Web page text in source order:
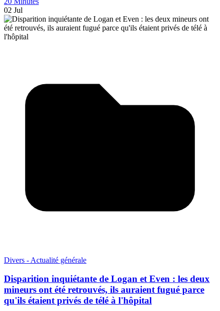
02 Jul
Divers - Actualité générale
Disparition inquiétante de Logan et Even : les deux
mineurs ont été retrouvés, ils auraient fugué parce
qu'ils étaient privés de télé à l'hôpital